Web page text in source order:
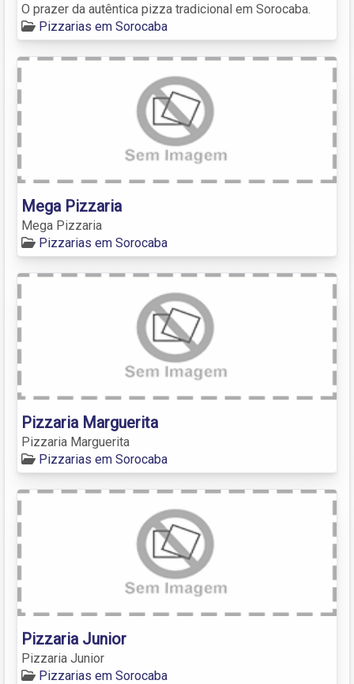
O prazer da autêntica pizza tradicional em Sorocaba.
Pizzarias em Sorocaba
Mega Pizzaria
Mega Pizzaria
Pizzarias em Sorocaba
Pizzaria Marguerita
Pizzaria Marguerita
Pizzarias em Sorocaba
Pizzaria Junior
Pizzaria Junior
Pizzarias em Sorocaba